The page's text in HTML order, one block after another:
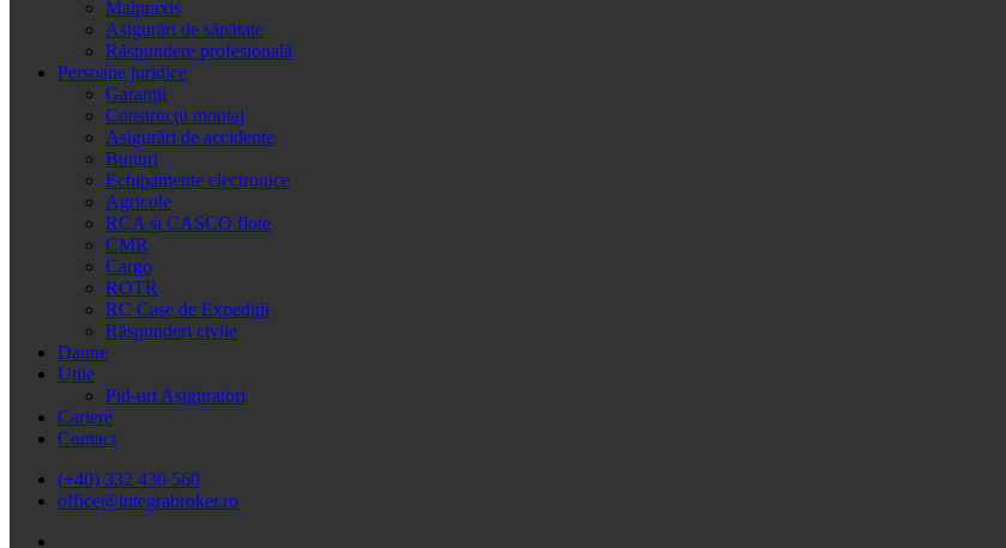
Malpraxis
Asigurări de sănătate
Răspundere profesională
Persoane juridice
Garanţii
Construcţii montaj
Asigurări de accidente
Bunuri
Echipamente electronice
Agricole
RCA și CASCO flote
CMR
Cargo
ROTR
RC Case de Expediţii
Răspunderi civile
Daune
Utile
Pid-uri Asiguratori
Cariere
Contact
(+40) 332 430 560
office@integrabroker.ro